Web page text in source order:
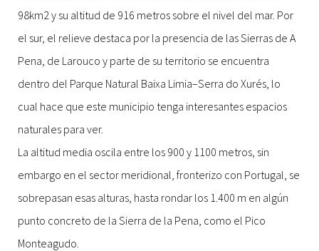
98km2 y su altitud de 916 metros sobre el nivel del mar. Por
el sur, el relieve destaca por la presencia de las Sierras de A
Pena, de Larouco y parte de su territorio se encuentra
dentro del Parque Natural Baixa Limia–Serra do Xurés, lo
cual hace que este municipio tenga interesantes espacios
naturales para ver.
La altitud media oscila entre los 900 y 1100 metros, sin
embargo en el sector meridional, fronterizo con Portugal, se
sobrepasan esas alturas, hasta rondar los 1.400 m en algún
punto concreto de la Sierra de la Pena, como el Pico
Monteagudo.